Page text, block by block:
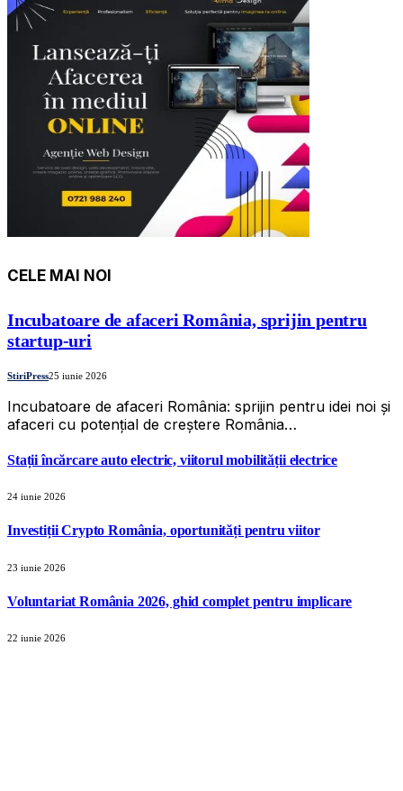
CELE MAI NOI
Incubatoare de afaceri România, sprijin pentru
startup-uri
StiriPress25 iunie 2026
Incubatoare de afaceri România: sprijin pentru idei noi și
afaceri cu potențial de creștere România…
Stații încărcare auto electric, viitorul mobilității electrice
24 iunie 2026
Investiții Crypto România, oportunități pentru viitor
23 iunie 2026
Voluntariat România 2026, ghid complet pentru implicare
22 iunie 2026